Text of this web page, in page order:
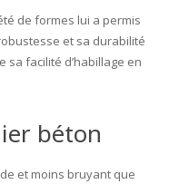
de formes lui a permis
et sa durabilité
sa facilité d’habillage en
béton
et moins bruyant que